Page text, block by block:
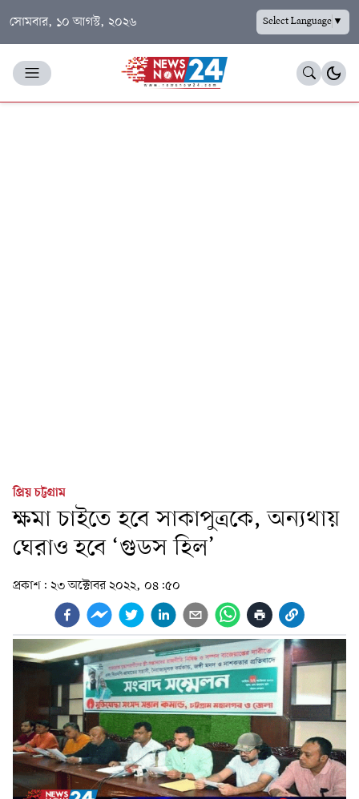
সোমবার, ১০ আগস্ট, ২০২৬ Select Language▼
প্রিয় চট্টগ্রাম
ক্ষমা চাইতে হবে সাকাপুত্রকে, অন্যথায়
ঘেরাও হবে ‘গুডস হিল’
প্রকাশ: ২৩ অক্টোবর ২০২২, ০৪:৫০